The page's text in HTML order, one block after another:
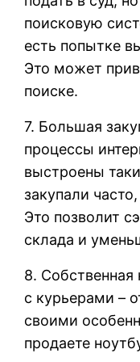
поисковую
есть попытке
Это может
поиске.
7. Большая
процессы
выстроены
закупали
Это позволит
склада и
8. Собственная
с курьерами –
своими
продаете